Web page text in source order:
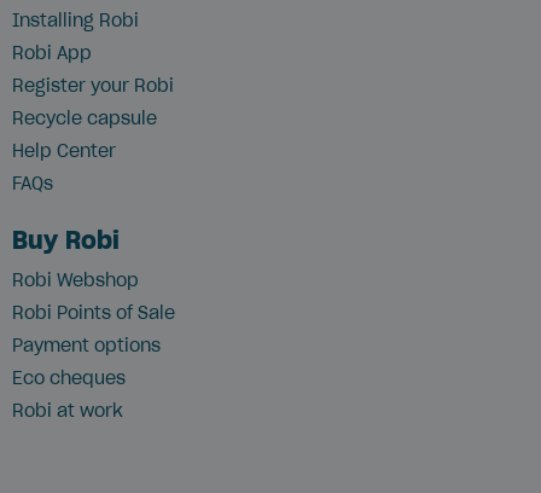
Installing Robi
Robi App
Register your Robi
Recycle capsule
Help Center
FAQs
Buy Robi
Robi Webshop
Robi Points of Sale
Payment options
Eco cheques
Robi at work